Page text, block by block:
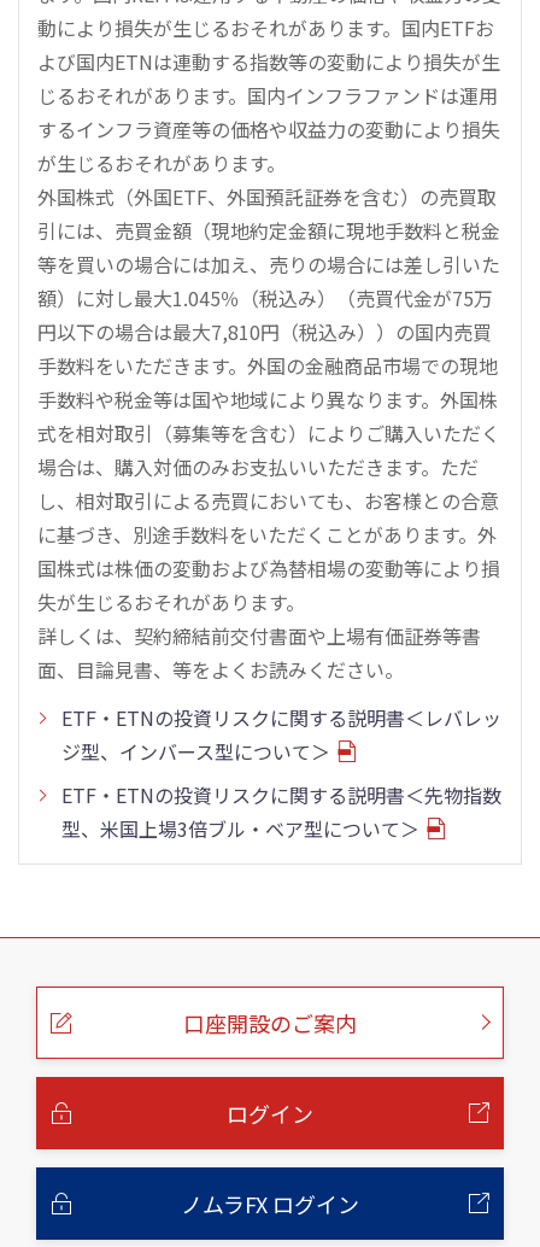
動により損失が生じるおそれがあります。国内ETFお
よび国内ETNは連動する指数等の変動により損失が生
じるおそれがあります。国内インフラファンドは運用
するインフラ資産等の価格や収益力の変動により損失
が生じるおそれがあります。
外国株式（外国ETF、外国預託証券を含む）の売買取
引には、売買金額（現地約定金額に現地手数料と税金
等を買いの場合には加え、売りの場合には差し引いた
額）に対し最大1.045％（税込み）（売買代金が75万
円以下の場合は最大7,810円（税込み））の国内売買
手数料をいただきます。外国の金融商品市場での現地
手数料や税金等は国や地域により異なります。外国株
式を相対取引（募集等を含む）によりご購入いただく
場合は、購入対価のみお支払いいただきます。ただ
し、相対取引による売買においても、お客様との合意
に基づき、別途手数料をいただくことがあります。外
国株式は株価の変動および為替相場の変動等により損
失が生じるおそれがあります。
詳しくは、契約締結前交付書面や上場有価証券等書
面、目論見書、等をよくお読みください。
ETF・ETNの投資リスクに関する説明書＜レバレッ
ジ型、インバース型について＞
ETF・ETNの投資リスクに関する説明書＜先物指数
型、米国上場3倍ブル・ベア型について＞
こ
口座開設のご案内
ログイン
ノムラFX ログイン